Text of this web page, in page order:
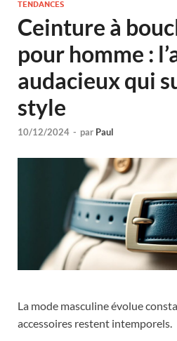
TENDANCES
Ceinture à
pour homme :
audacieux qui
style
10/12/2024 - par Paul
La mode masculine évolue
accessoires restent intemporels.